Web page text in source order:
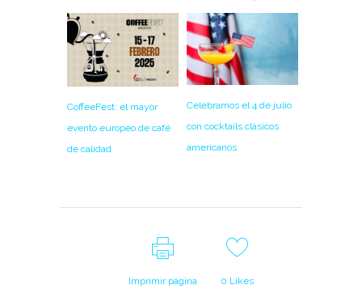
CoffeeFest: el mayor
evento europeo de café
de calidad
Celebramos el 4 de julio
con cocktails clásicos
americanos
Imprimir página 0 Likes